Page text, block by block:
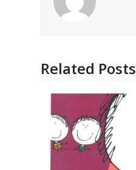
Related Posts